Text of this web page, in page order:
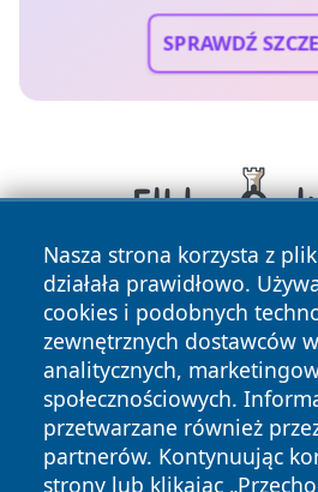
SPRAWDŹ
Nasza strona korzysta z
działała prawidłowo.
cookies i podobnych
zewnętrznych dostawców
analitycznych,
społecznościowych.
przetwarzane również
partnerów. Kontynuując
strony lub klikając
Copyright © 2026 echobialystok.pl
zastrzeżone.